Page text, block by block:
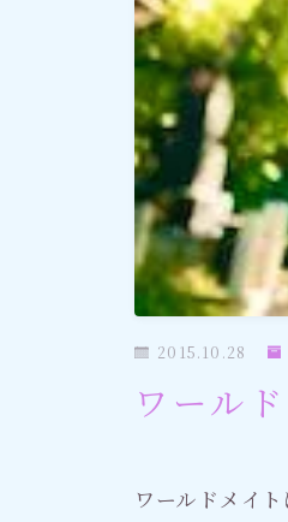
ワールドメイ
神道・宗教
社会情勢
おすすめ記事
2015.10.28
ワール
ワールドメイ